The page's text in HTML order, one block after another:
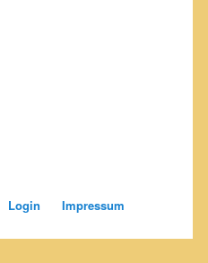
Login Impressum